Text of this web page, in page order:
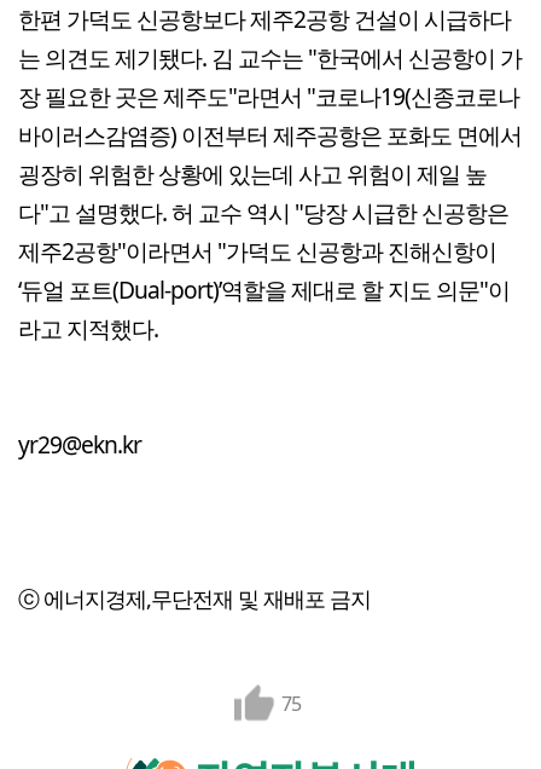
한편 가덕도 신공항보다 제주2공항 건설이 시급하다
는 의견도 제기됐다. 김 교수는 "한국에서 신공항이 가
장 필요한 곳은 제주도"라면서 "코로나19(신종코로나
바이러스감염증) 이전부터 제주공항은 포화도 면에서
굉장히 위험한 상황에 있는데 사고 위험이 제일 높
다"고 설명했다. 허 교수 역시 "당장 시급한 신공항은
제주2공항"이라면서 "가덕도 신공항과 진해신항이
‘듀얼 포트(Dual-port)’역할을 제대로 할 지도 의문"이
라고 지적했다.
yr29@ekn.kr
ⓒ 에너지경제,무단전재 및 재배포 금지
75